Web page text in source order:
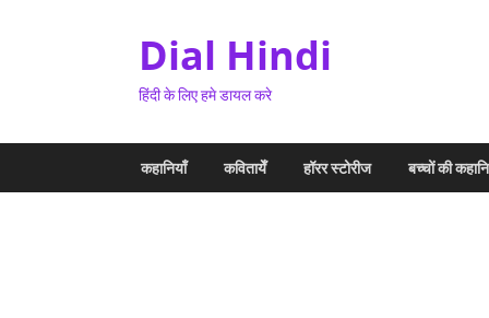
Dial Hindi
हिंदी के लिए हमे डायल करे
कहानियाँ कवितायेँ हॉरर स्टोरीज बच्चों की